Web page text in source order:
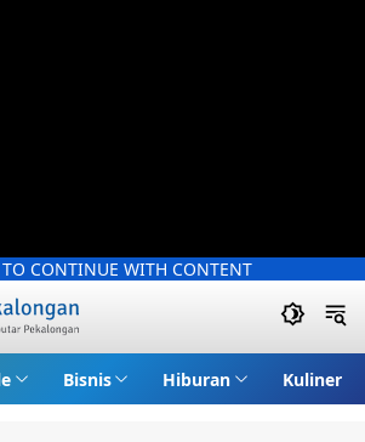
TO CONTINUE WITH CONTENT
Bisnis Hiburan Kuliner